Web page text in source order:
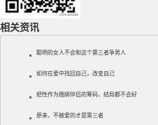
相关资讯
聪明的女人不会和这个第三者争男人
如何在爱中找回自己，改变自己
把性作为捆绑伴侣的筹码，结局都不会好
原来，不被爱的才是第三者